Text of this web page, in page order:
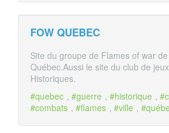
FOW QUEBEC
Site du groupe de Flames of war
Québec.Aussi le site du club de
Historiques.
#quebec , #guerre , #historique ,
#combats , #flames , #ville ,